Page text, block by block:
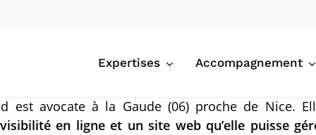
Expertises Accompagnement
est avocate à la Gaude (06) proche de Nice.
en ligne et un site web qu’elle puisse